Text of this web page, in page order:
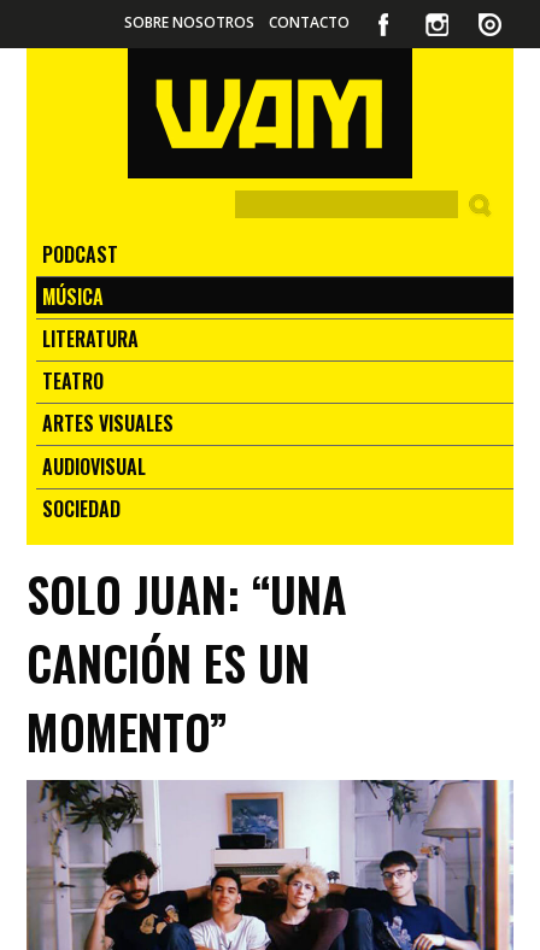
SOBRE NOSOTROS CONTACTO
PODCAST
MÚSICA
LITERATURA
TEATRO
ARTES VISUALES
AUDIOVISUAL
SOCIEDAD
SOLO JUAN: “UNA
CANCIÓN ES UN
MOMENTO”